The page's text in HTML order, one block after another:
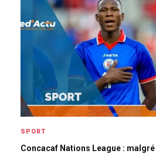
SPORT
Concacaf Nations League :